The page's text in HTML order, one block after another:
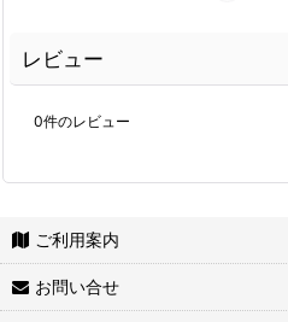
レビュー
0件のレビュー
ご利用案内
お問い合せ